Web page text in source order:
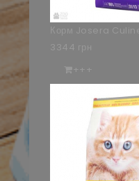
Корм Josera
3344 грн
+++